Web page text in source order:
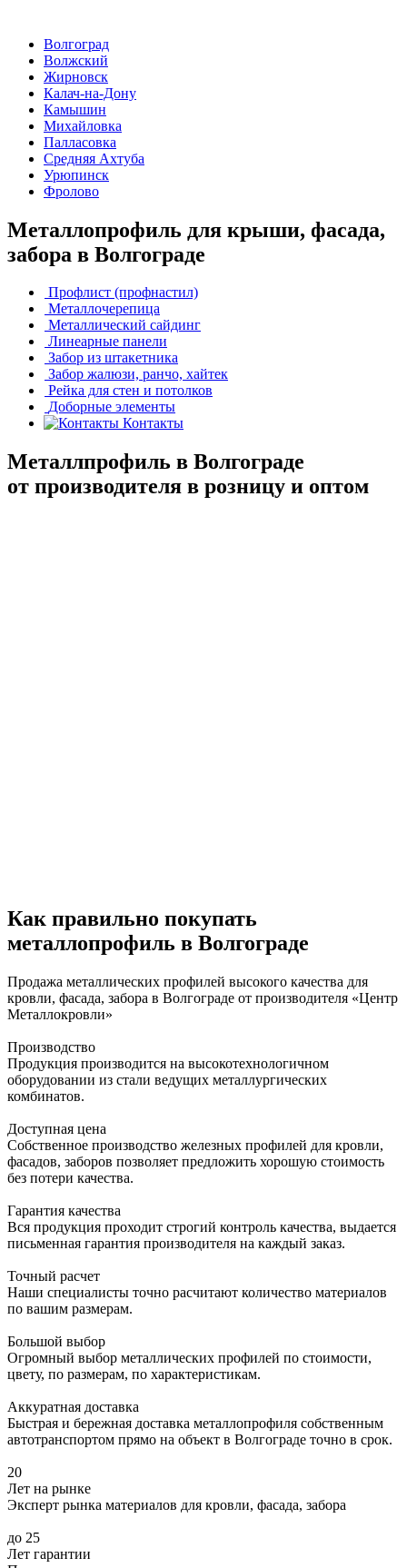
Волгоград
Волжский
Жирновск
Калач-на-Дону
Камышин
Михайловка
Палласовка
Средняя Ахтуба
Урюпинск
Фролово
Металлопрофиль для крыши, фасада,
забора в Волгограде
Профлист (профнастил)
Металлочерепица
Металлический сайдинг
Линеарные панели
Забор из штакетника
Забор жалюзи, ранчо, хайтек
Рейка для стен и потолков
Доборные элементы
Контакты
Металлпрофиль в Волгограде
от производителя в розницу и оптом
Как правильно покупать
металлопрофиль в Волгограде
Продажа металлических профилей высокого качества для
кровли, фасада, забора в Волгограде от производителя «Центр
Металлокровли»
Производство
Продукция производится на высокотехнологичном
оборудовании из стали ведущих металлургических
комбинатов.
Доступная цена
Собственное производство железных профилей для кровли,
фасадов, заборов позволяет предложить хорошую стоимость
без потери качества.
Гарантия качества
Вся продукция проходит строгий контроль качества, выдается
письменная гарантия производителя на каждый заказ.
Точный расчет
Наши специалисты точно расчитают количество материалов
по вашим размерам.
Большой выбор
Огромный выбор металлических профилей по стоимости,
цвету, по размерам, по характеристикам.
Аккуратная доставка
Быстрая и бережная доставка металлопрофиля собственным
автотранспортом прямо на объект в Волгограде точно в срок.
20
Лет на рынке
Эксперт рынка материалов для кровли, фасада, забора
до 25
Лет гарантии